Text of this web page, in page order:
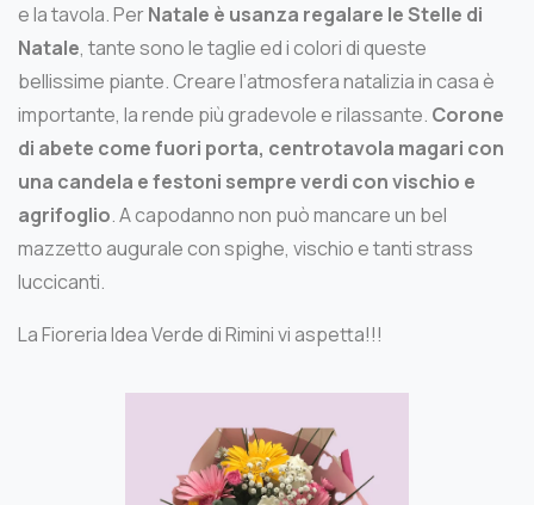
e la tavola. PerNatale è usanza regalare le Stelle di
Natale, tante sono le taglie ed i colori di queste
bellissime piante. Creare l’atmosfera natalizia in casa è
importante, la rende più gradevole e rilassante. Corone
di abete come fuori porta, centrotavola magari con
una candela e festoni sempre verdi con vischio e
agrifoglio. A capodanno non può mancare un bel
mazzetto augurale con spighe, vischio e tanti strass
luccicanti.
La Fioreria Idea Verde di Rimini vi aspetta!!!